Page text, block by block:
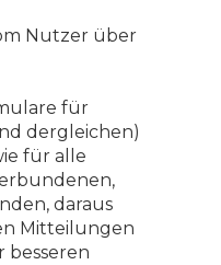
Nutzer über
für
dergleichen)
für alle
daraus
Mitteilungen
besseren